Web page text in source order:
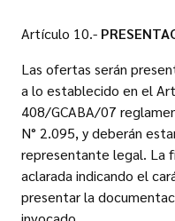
Artículo 10.-
Las ofertas serán
a lo establecido en el
408/GCABA/07
N° 2.095, y deberán
representante legal. La
aclarada indicando el
presentar la